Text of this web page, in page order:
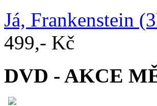
Já, Frankenstein
499,- Kč
DVD - AKCE